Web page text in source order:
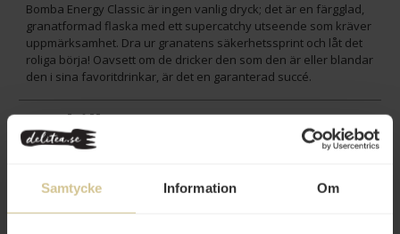
Samtycke Information Om
Bomba Energy Classic är ingen vanlig dryck; det är en färgglad,
granatformad flaska med ett supercatchy utseende som kräver
uppmärksamhet. Dra ur granatens säkerhetssprint och låt det
roliga börja! Oavsett om de dricker den som den är eller blandar
den i sina favoritdrinkar, är det en garanterad succé.
Innehåll